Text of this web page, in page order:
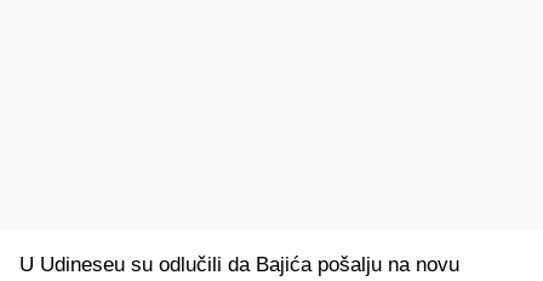
U Udineseu su odlučili da Bajića pošalju na novu